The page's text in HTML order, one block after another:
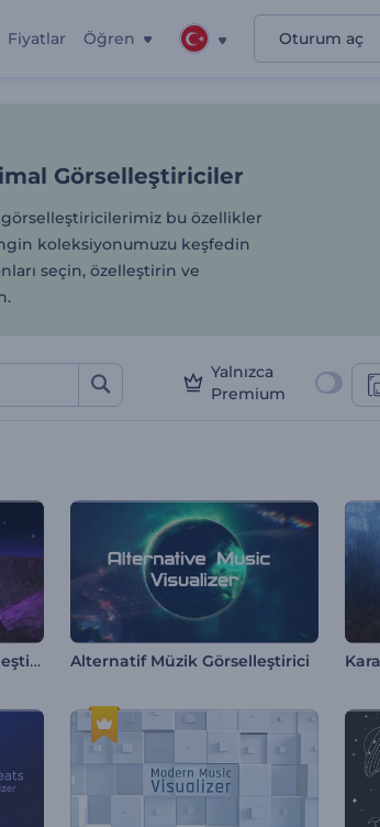
Fiyatlar Öğren Oturum aç
Minimal
Görselleştiriciler
bu özellikler
koleksiyonumuzu keşfedin
seçin, özelleştirin ve
Yalnızca
Premium
Mars Yüzeyi Müzik Görselleştirici Alternatif Müzik Görselleştirici